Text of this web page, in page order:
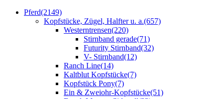
Pferd(2149)
Kopfstücke, Zügel, Halfter u. a.(657)
Westerntrensen(220)
Stirnband gerade(71)
Futurity Stirnband(32)
V- Stirnband(12)
Ranch Line(14)
Kaltblut Kopfstücke(7)
Kopfstück Pony(7)
Ein & Zweiohr-Kopfstücke(51)